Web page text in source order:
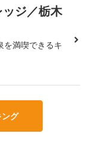
ジ／栃木
を満喫できるキ
グ